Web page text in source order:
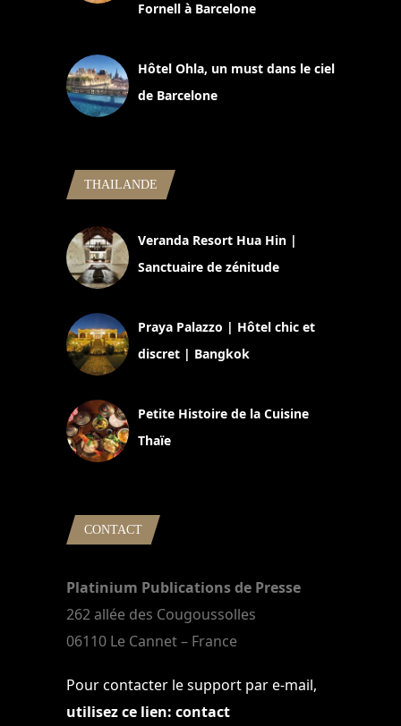
Fornell à Barcelone
Hôtel Ohla, un must dans le ciel
de Barcelone
THAILANDE
Veranda Resort Hua Hin |
Sanctuaire de zénitude
Praya Palazzo | Hôtel chic et
discret | Bangkok
Petite Histoire de la Cuisine
Thaïe
CONTACT
Platinium Publications de Presse
262 allée des Cougoussolles
06110 Le Cannet – France
Pour contacter le support par e-mail,
utilisez ce lien: contact